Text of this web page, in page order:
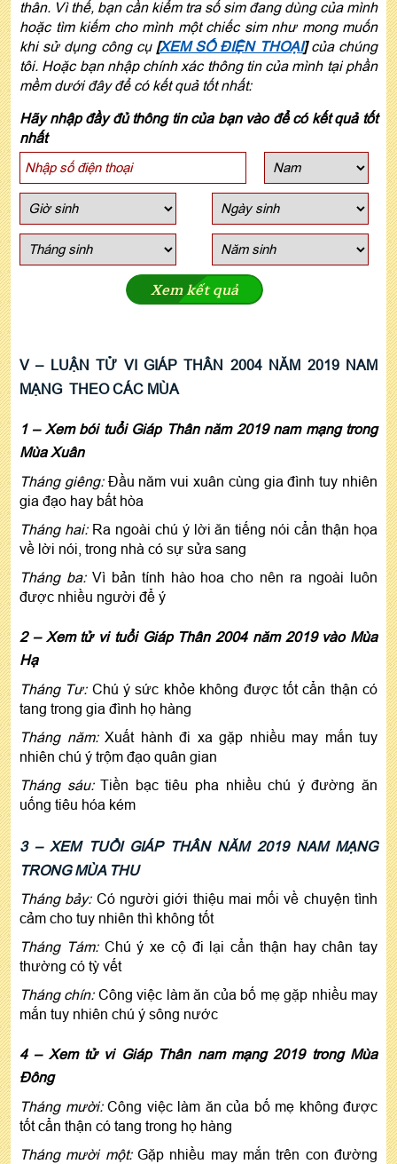
thân. Vì thế, bạn cần kiểm tra số sim đang dùng của mình
hoặc tìm kiếm cho mình một chiếc sim như mong muốn
khi sử dụng công cụ[XEM SỐ ĐIỆN THOẠI]của chúng
tôi. Hoặc bạn nhập chính xác thông tin của mình tại phần
mềm dưới đây để có kết quả tốt nhất:
Hãy nhập đầy đủ thông tin của bạn vào để có kết quả tốt
nhất
Xem kết quả
V – LUẬN TỬ VI GIÁP THÂN 2004 NĂM 2019 NAM
MẠNG THEO CÁC MÙA
1 – Xem bói tuổi Giáp Thân năm 2019 nam mạng trong
Mùa Xuân
Tháng giêng:Đầu năm vui xuân cùng gia đình tuy nhiên
gia đạo hay bất hòa
Tháng hai:Ra ngoài chú ý lời ăn tiếng nói cẩn thận họa
về lời nói, trong nhà có sự sửa sang
Tháng ba:Vì bản tính hào hoa cho nên ra ngoài luôn
được nhiều người để ý
2 – Xem tử vi tuổi Giáp Thân 2004 năm 2019 vào Mùa
Hạ
Tháng Tư:Chú ý sức khỏe không được tốt cẩn thận có
tang trong gia đình họ hàng
Tháng năm:Xuất hành đi xa gặp nhiều may mắn tuy
nhiên chú ý trộm đạo quân gian
Tháng sáu:Tiền bạc tiêu pha nhiều chú ý đường ăn
uống tiêu hóa kém
3 – XEM TUỔI GIÁP THÂN NĂM 2019 NAM MẠNG
TRONG MÙA THU
Tháng bảy:Có người giới thiệu mai mối về chuyện tình
cảm cho tuy nhiên thì không tốt
Tháng Tám:Chú ý xe cộ đi lại cẩn thận hay chân tay
thường có tỳ vết
Tháng chín:Công việc làm ăn của bố mẹ gặp nhiều may
mắn tuy nhiên chú ý sông nước
4 – Xem tử vi Giáp Thân nam mạng 2019 trong Mùa
Đông
Tháng mười:Công việc làm ăn của bố mẹ không được
tốt cẩn thận có tang trong họ hàng
Tháng mười một:Gặp nhiều may mắn trên con đường